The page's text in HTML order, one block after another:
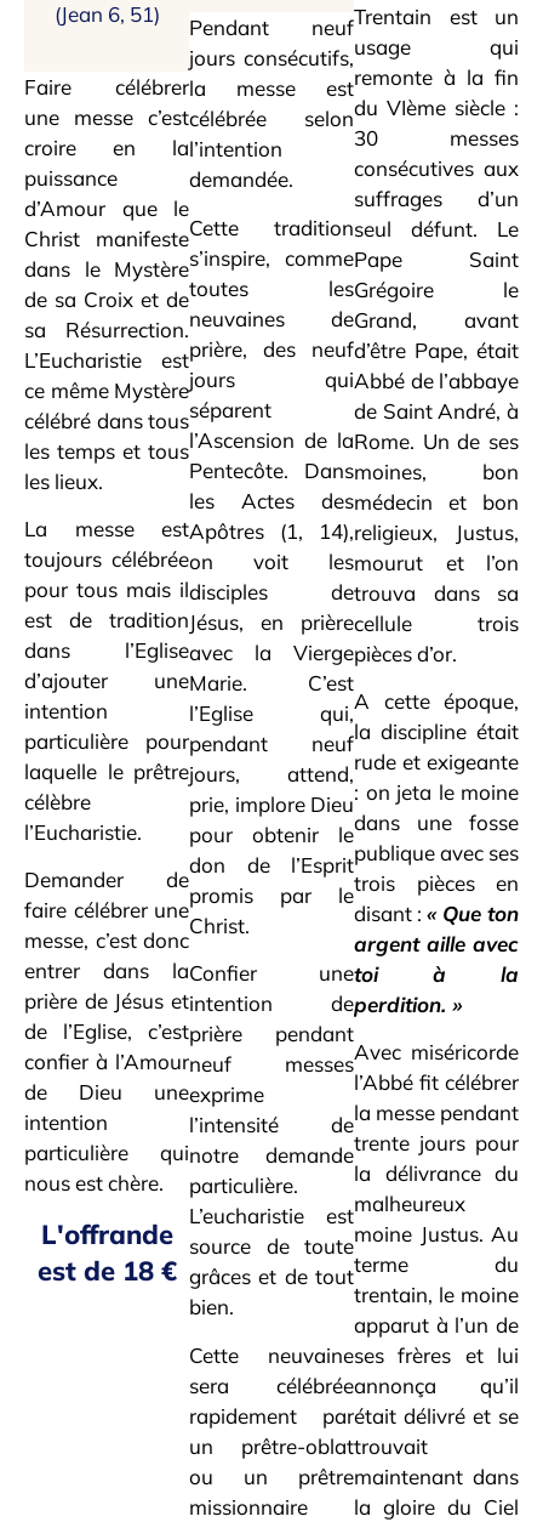
(Jean 6, 51)
Faire célébrer
une messe c’est
croire en la
puissance
d’Amour que le
Christ manifeste
dans le Mystère
de sa Croix et de
sa Résurrection.
L’Eucharistie est
ce même Mystère
célébré dans tous
les temps et tous
les lieux.
La messe est
toujours célébrée
pour tous mais il
est de tradition
dans l’Eglise
d’ajouter une
intention
particulière pour
laquelle le prêtre
célèbre
l’Eucharistie.
Demander de
faire célébrer une
messe, c’est donc
entrer dans la
prière de Jésus et
de l’Eglise, c’est
confier à l’Amour
de Dieu une
intention
particulière qui
nous est chère.
L'offrande
est de 18 €
Pendant neuf
jours consécutifs,
la messe est
célébrée selon
l’intention
demandée.
Cette tradition
s’inspire, comme
toutes les
neuvaines de
prière, des neuf
jours qui
séparent
l’Ascension de la
Pentecôte. Dans
les Actes des
Apôtres (1, 14),
on voit les
disciples de
Jésus, en prière
avec la Vierge
Marie. C’est
l’Eglise qui,
pendant neuf
jours, attend,
prie, implore Dieu
pour obtenir le
don de l’Esprit
promis par le
Christ.
Confier une
intention de
prière pendant
neuf messes
exprime
l’intensité de
notre demande
particulière.
L’eucharistie est
source de toute
grâces et de tout
bien.
Cette neuvaine
sera célébrée
rapidement par
un prêtre-oblat
ou un prêtre
missionnaire
Trentain est un
usage qui
remonte à la fin
du VIème siècle :
30 messes
consécutives aux
suffrages d’un
seul défunt. Le
Pape Saint
Grégoire le
Grand, avant
d’être Pape, était
Abbé de l’abbaye
de Saint André, à
Rome. Un de ses
moines, bon
médecin et bon
religieux, Justus,
mourut et l’on
trouva dans sa
cellule trois
pièces d’or.
A cette époque,
la discipline était
rude et exigeante
: on jeta le moine
dans une fosse
publique avec ses
trois pièces en
disant : « Que ton
argent aille avec
toi à la
perdition. »
Avec miséricorde
l’Abbé fit célébrer
la messe pendant
trente jours pour
la délivrance du
malheureux
moine Justus. Au
terme du
trentain, le moine
apparut à l’un de
ses frères et lui
annonça qu’il
était délivré et se
trouvait
maintenant dans
la gloire du Ciel